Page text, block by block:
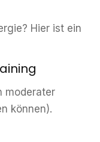
Hier ist ein
moderater
können).